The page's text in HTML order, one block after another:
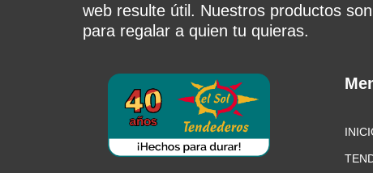
web resulte útil. Nuestros productos
para regalar a quien tu quieras.